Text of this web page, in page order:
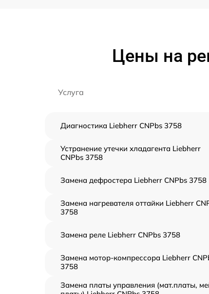
Цены на
Услуга
Диагностика Liebherr CNPbs 3758
Устранение утечки хладагента Liebherr
CNPbs 3758
Замена дефростера Liebherr CNPbs 3758
Замена нагревателя оттайки Liebherr
3758
Замена реле Liebherr CNPbs 3758
Замена мотор-компрессора Liebherr
3758
Замена платы управления (мат.платы,